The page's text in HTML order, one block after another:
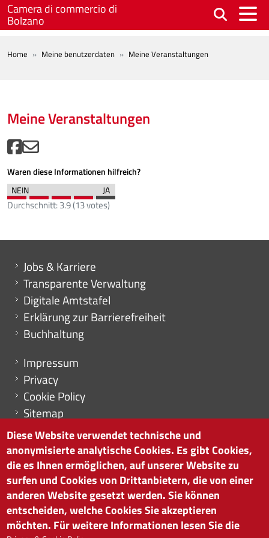
Skip to main content
Camera di commercio di
Bolzano
BREADCRUMB
Home Meine benutzerdaten Meine Veranstaltungen
Meine Veranstaltungen
Waren diese Informationen hilfreich?
Durchschnitt:3.9(13votes)
Mini menu di servizio
Jobs & Karriere
Transparente Verwaltung
Digitale Amtstafel
Erklärung zur Barrierefreiheit
Buchhaltung
Menu footer
Impressum
Privacy
Cookie Policy
Sitemap
Cookie-Einstellungen
HANDELSKAMMER BOZEN
Südtiroler Straße 60 | I-39100 Bozen
Tel. 0471 945 511 |info@handelskammer.bz.it
Diese Website verwendet technische und
anonymisierte analytische Cookies. Es gibt Cookies,
die es Ihnen ermöglichen, auf unserer Website zu
surfen und Cookies von Drittanbietern, die von einer
anderen Website gesetzt werden. Sie können
entscheiden, welche Cookies Sie akzeptieren
möchten. Für weitere Informationen lesen Sie die